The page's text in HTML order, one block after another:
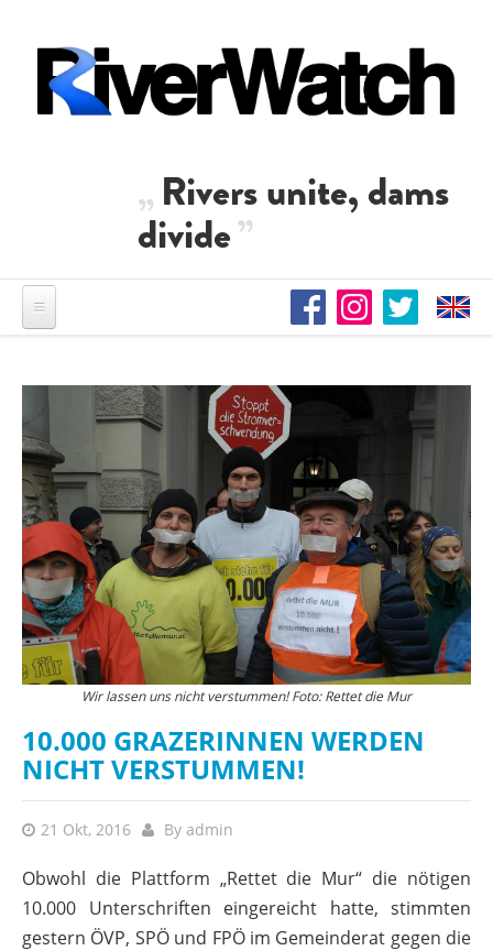
Rivers unite, dams
divide
Wir lassen uns nicht verstummen! Foto: Rettet die Mur
10.000 GRAZERINNEN WERDEN
NICHT VERSTUMMEN!
21 Okt, 2016 By admin
Obwohl die Plattform „Rettet die Mur“ die nötigen
10.000 Unterschriften eingereicht hatte, stimmten
gestern ÖVP, SPÖ und FPÖ im Gemeinderat gegen die